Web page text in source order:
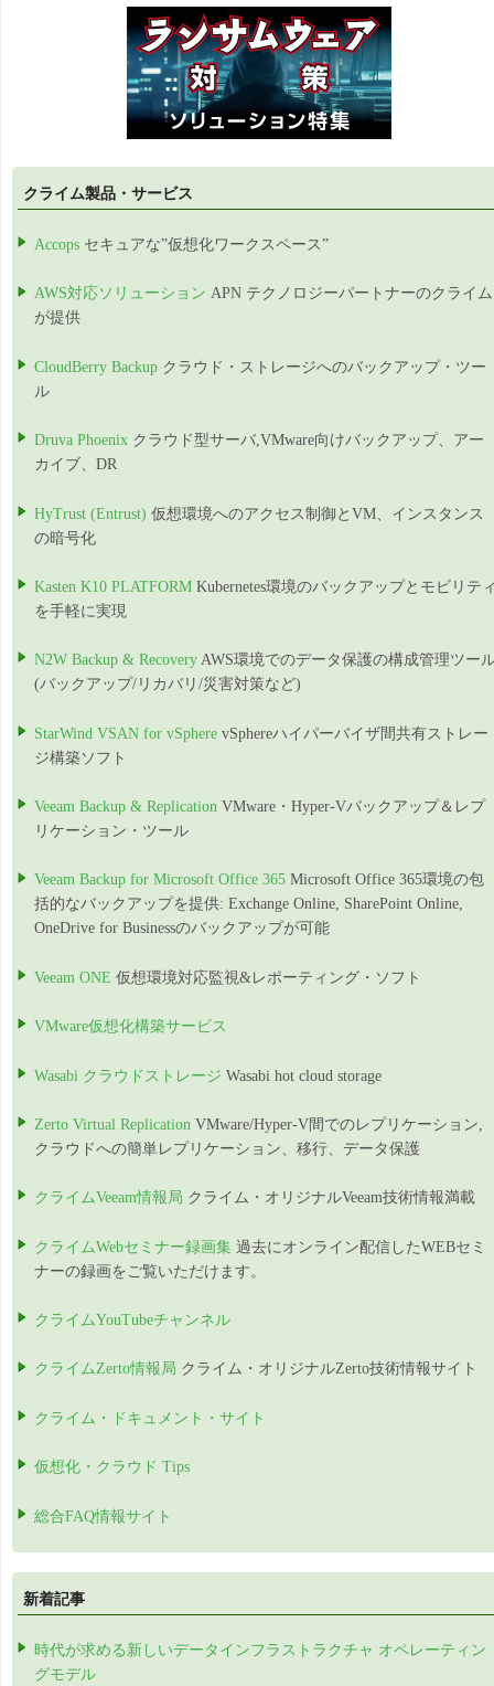
クライム製品・サービス
Accops セキュアな”仮想化ワークスペース”
AWS対応ソリューション APN テクノロジーパートナーのクライム
が提供
CloudBerry Backup クラウド・ストレージへのバックアップ・ツー
ル
Druva Phoenix クラウド型サーバ,VMware向けバックアップ、アー
カイブ、DR
HyTrust (Entrust) 仮想環境へのアクセス制御とVM、インスタンス
の暗号化
Kasten K10 PLATFORM Kubernetes環境のバックアップとモビリテ
を手軽に実現
N2W Backup & Recovery AWS環境でのデータ保護の構成管理ツー
(バックアップ/リカバリ/災害対策など)
StarWind VSAN for vSphere vSphereハイパーバイザ間共有ストレー
ジ構築ソフト
Veeam Backup & Replication VMware・Hyper-Vバックアップ＆レプ
リケーション・ツール
Veeam Backup for Microsoft Office 365 Microsoft Office 365環境の包
括的なバックアップを提供: Exchange Online, SharePoint Online,
OneDrive for Businessのバックアップが可能
Veeam ONE 仮想環境対応監視&レポーティング・ソフト
VMware仮想化構築サービス
Wasabi クラウドストレージ Wasabi hot cloud storage
Zerto Virtual Replication VMware/Hyper-V間でのレプリケーション,
クラウドへの簡単レプリケーション、移行、データ保護
クライムVeeam情報局 クライム・オリジナルVeeam技術情報満載
クライムWebセミナー録画集 過去にオンライン配信したWEBセミ
ナーの録画をご覧いただけます。
クライムYouTubeチャンネル
クライムZerto情報局 クライム・オリジナルZerto技術情報サイト
クライム・ドキュメント・サイト
仮想化・クラウド Tips
総合FAQ情報サイト
新着記事
時代が求める新しいデータインフラストラクチャ オペレーティン
グモデル